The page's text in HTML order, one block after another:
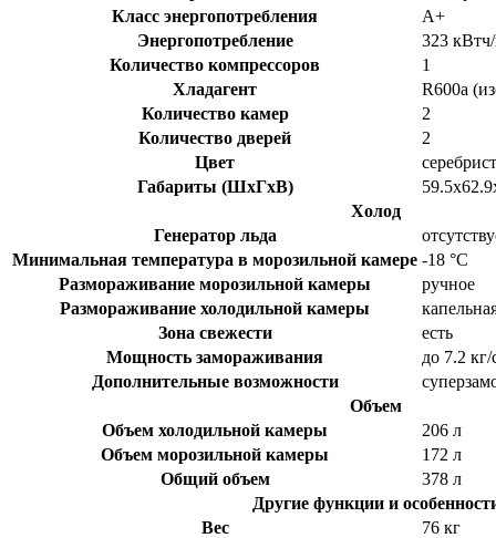
Класс энергопотребления
A+
Энергопотребление
323
Количество компрессоров
1
Хладагент
R600a
Количество камер
2
Количество дверей
2
Цвет
Габариты (ШxГxВ)
Холод
Генератор льда
Минимальная температура в морозильной камере -18 °C
Размораживание морозильной камеры
ручное
Размораживание холодильной камеры
Зона свежести
есть
Мощность замораживания
до 7.2
Дополнительные возможности
Объем
Объем холодильной камеры
206 л
Объем морозильной камеры
172 л
Общий объем
378 л
Другие функции и
Вес
76 кг